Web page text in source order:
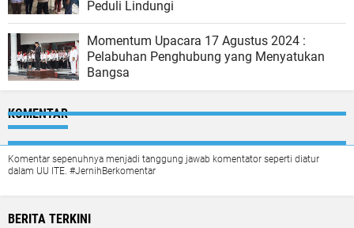
Peduli Lindungi
Momentum Upacara 17 Agustus 2024 :
Pelabuhan Penghubung yang Menyatukan
Bangsa
KOMENTAR
Komentar sepenuhnya menjadi tanggung jawab komentator seperti diatur
dalam UU ITE. #JernihBerkomentar
BERITA TERKINI